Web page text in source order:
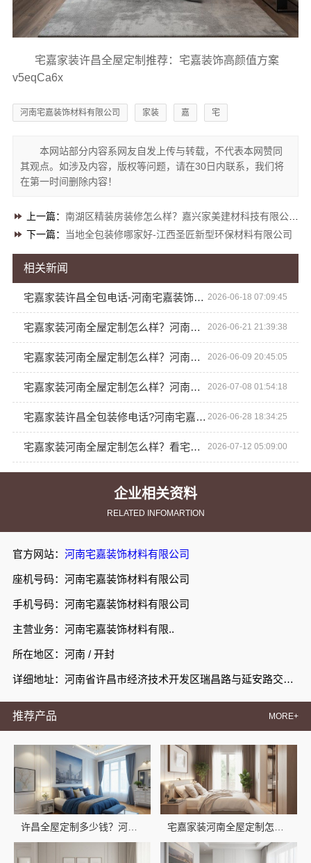
企业相关资料
RELATED INFOMARTION
官方网站： 河南宅嘉装饰材料有限公司
座机号码：河南宅嘉装饰材料有限公司
手机号码：河南宅嘉装饰材料有限公司
主营业务：河南宅嘉装饰材料有限..
所在地区：河南 / 开封
详细地址：河南省许昌市经济技术开发区瑞昌路与延安路交叉口向西200米路北008号许昌泷阳实业有限公司院内南侧厂房西部1栋101室
推荐产品 MORE+
宅嘉家装许昌全屋定制推荐：宅嘉装饰高颜值方案
v5eqCa6x
河南宅嘉装饰材料有限公司 家装 嘉 宅
本网站部分内容系网友自发上传与转载，不代表本网赞同
其观点。如涉及内容，版权等问题，请在30日内联系，我们将
在第一时间删除内容！
上一篇： 南湖区精装房装修怎么样？嘉兴家美建材科技有限公司口碑见证
下一篇：
当地全包装修哪家好-江西圣匠新型环保材料有限公司
相关新闻
宅嘉家装许昌全包电话-河南宅嘉装饰材料有限公司免费咨询 2026-06-18 07:09:45
宅嘉家装河南全屋定制怎么样？河南宅嘉装饰材料有限公司品质之选 2026-06-21 21:39:38
宅嘉家装河南全屋定制怎么样？河南宅嘉装饰材料有限公司实力测评 2026-06-09 20:45:05
宅嘉家装河南全屋定制怎么样？河南宅嘉装饰材料有限公司 2026-07-08 01:54:18
宅嘉家装许昌全包装修电话?河南宅嘉装饰材料有限公司 2026-06-28 18:34:25
宅嘉家装河南全屋定制怎么样？看宅嘉装饰材料有限公司 2026-07-12 05:09:00